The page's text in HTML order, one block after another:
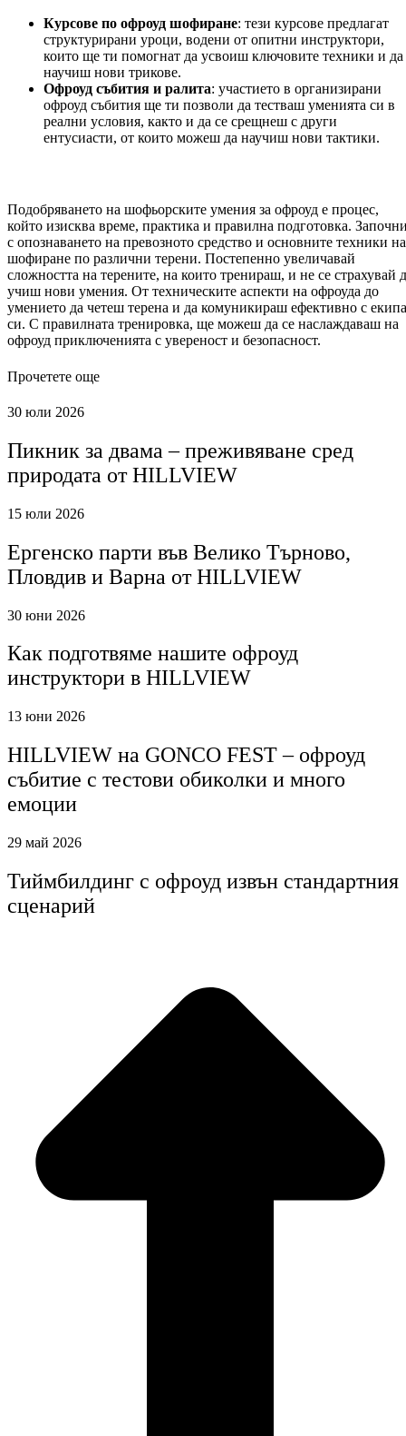
Курсове по офроуд шофиране: тези курсове предлагат
структурирани уроци, водени от опитни инструктори,
които ще ти помогнат да усвоиш ключовите техники и да
научиш нови трикове.
Офроуд събития и ралита: участието в организирани
офроуд събития ще ти позволи да тестваш уменията си в
реални условия, както и да се срещнеш с други
ентусиасти, от които можеш да научиш нови тактики.
Подобряването на шофьорските умения за офроуд е процес,
който изисква време, практика и правилна подготовка.
с опознаването на превозното средство и основните техники на
шофиране по различни терени. Постепенно увеличавай
сложността на терените, на които тренираш, и не се страхувай
учиш нови умения. От техническите аспекти на офроуда до
умението да четеш терена и да комуникираш ефективно с екипа
си. С правилната тренировка, ще можеш да се наслаждаваш на
офроуд приключенията с увереност и безопасност.
Прочетете още
30 юли 2026
Пикник за двама – преживяване сред
природата от HILLVIEW
15 юли 2026
Ергенско парти във Велико Търново,
Пловдив и Варна от HILLVIEW
30 юни 2026
Как подготвяме нашите офроуд
инструктори в HILLVIEW
13 юни 2026
HILLVIEW на GONCO FEST – офроуд
събитие с тестови обиколки и много
емоции
29 май 2026
Тиймбилдинг с офроуд извън стандартния
сценарий